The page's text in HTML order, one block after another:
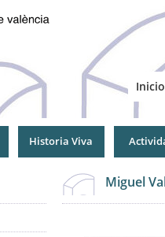
Inicio
Historia Viva
Miguel